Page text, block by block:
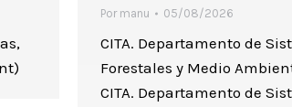
Por manu 05/08/2026
CITA. Departamento de
Forestales y Medio
CITA. Departamento de